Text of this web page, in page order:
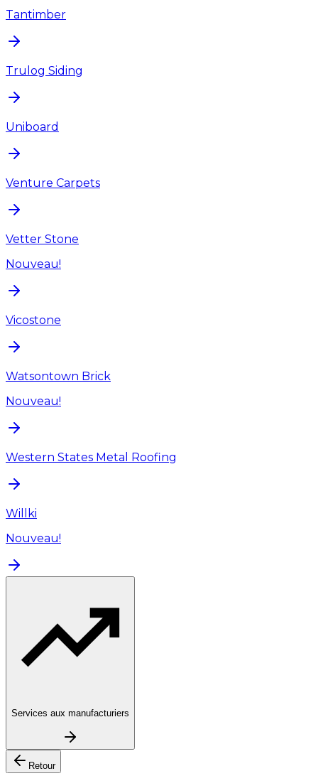
Tantimber
Trulog Siding
Uniboard
Venture Carpets
Vetter Stone
Nouveau!
Vicostone
Watsontown Brick
Nouveau!
Western States Metal Roofing
Willki
Nouveau!
Services aux manufacturiers
Retour